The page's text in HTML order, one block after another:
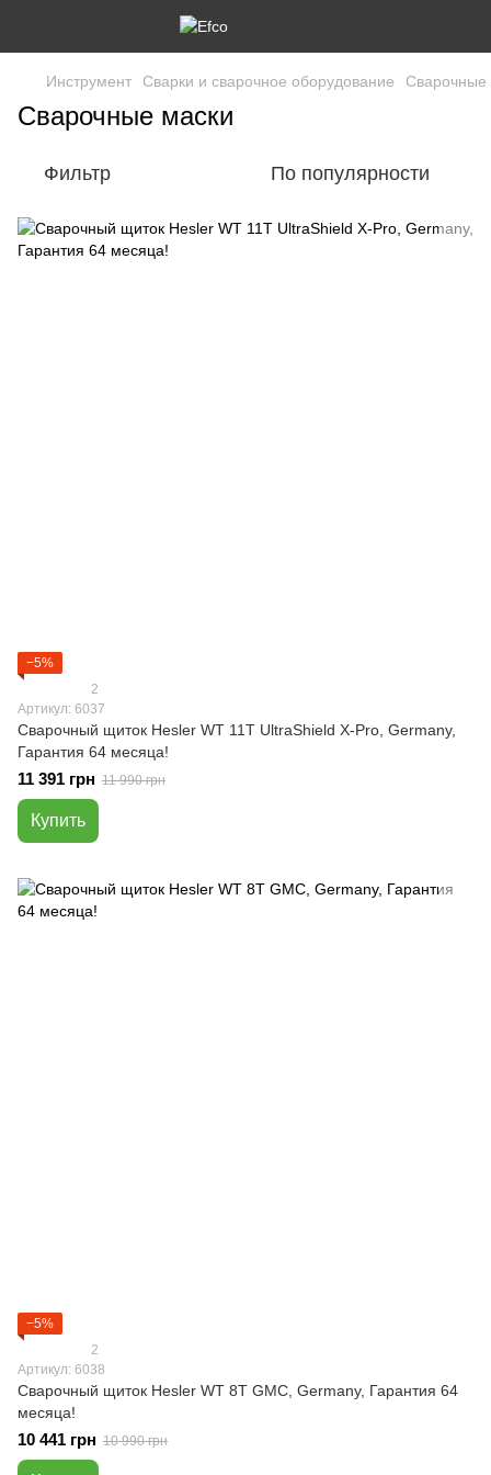
Инструмент Сварки и сварочное оборудование Сварочные
Сварочные маски
Фильтр По популярности
−5%
2
Артикул: 6037
Сварочный щиток Hesler WT 11T UltraShield X-Pro, Germany,
Гарантия 64 месяца!
11 391 грн 11 990 грн
Купить
−5%
2
Артикул: 6038
Сварочный щиток Hesler WT 8T GMC, Germany, Гарантия 64
месяца!
10 441 грн 10 990 грн